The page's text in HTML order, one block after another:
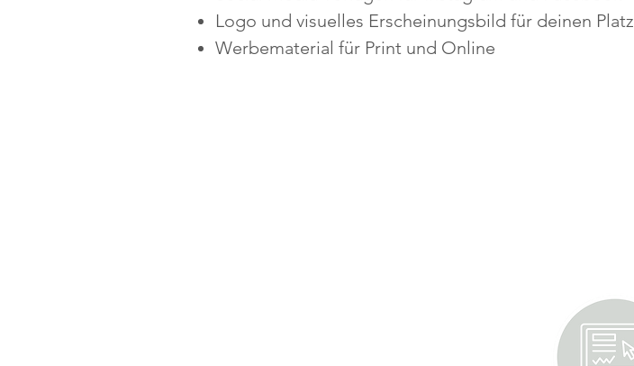
Logo und visuelles Erscheinungsbild für deinen Platz
Werbematerial für Print und Online